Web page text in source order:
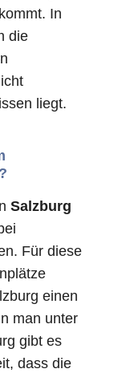
kommt. In
die
liegt.
Salzburg
Für diese
einen
man unter
gibt es
dass die